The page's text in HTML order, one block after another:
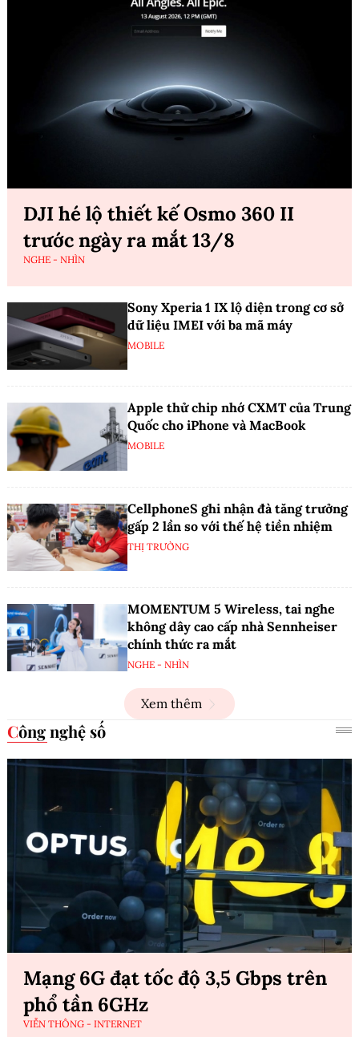
DJI hé lộ thiết kế Osmo 360 II
trước ngày ra mắt 13/8
NGHE - NHÌN
Sony Xperia 1 IX lộ diện trong cơ sở
dữ liệu IMEI với ba mã máy
MOBILE
Apple thử chip nhớ CXMT của Trung
Quốc cho iPhone và MacBook
MOBILE
CellphoneS ghi nhận đà tăng trưởng
gấp 2 lần so với thế hệ tiền nhiệm
THỊ TRƯỜNG
MOMENTUM 5 Wireless, tai nghe
không dây cao cấp nhà Sennheiser
chính thức ra mắt
NGHE - NHÌN
Xem thêm
Công nghệ số
Mạng 6G đạt tốc độ 3,5 Gbps trên
phổ tần 6GHz
VIỄN THÔNG - INTERNET